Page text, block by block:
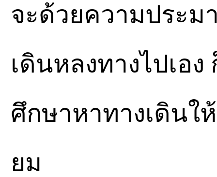
จะด้วยความประ
เดินหลงทางไปเอ
ศึกษาหาทางเดินใ
ยม